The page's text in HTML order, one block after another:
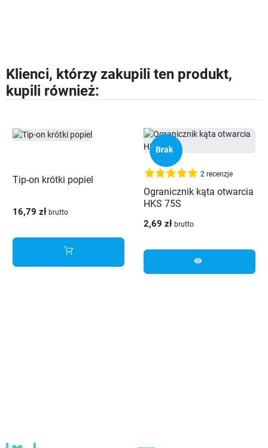
Klienci, którzy zakupili ten produkt,
kupili również:
Tip-on krótki popiel
16,79 zł brutto
Brak
2 recenzje
Ogranicznik kąta otwarcia
HKS 75S
2,69 zł brutto
visibility